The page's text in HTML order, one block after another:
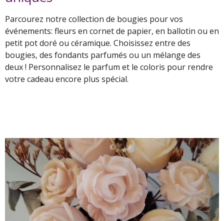
Parcourez notre collection de bougies pour vos
événements: fleurs en cornet de papier, en ballotin ou en
petit pot doré ou céramique. Choisissez entre des
bougies, des fondants parfumés ou un mélange des
deux ! Personnalisez le parfum et le coloris pour rendre
votre cadeau encore plus spécial.